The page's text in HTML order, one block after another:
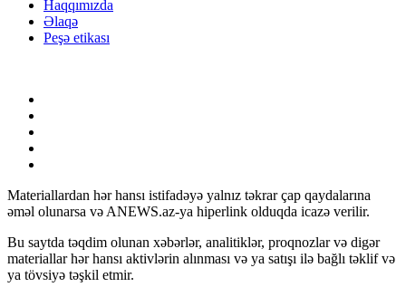
Haqqımızda
Əlaqə
Peşə etikası
Materiallardan hər hansı istifadəyə yalnız təkrar çap qaydalarına
əməl olunarsa və ANEWS.az-ya hiperlink olduqda icazə verilir.
Bu saytda təqdim olunan xəbərlər, analitiklər, proqnozlar və digər
materiallar hər hansı aktivlərin alınması və ya satışı ilə bağlı təklif və
ya tövsiyə təşkil etmir.